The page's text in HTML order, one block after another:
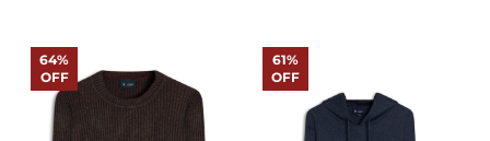
64%
OFF
61%
OFF